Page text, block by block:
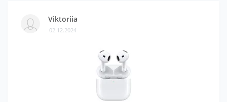
Viktoriia
02.12.2024